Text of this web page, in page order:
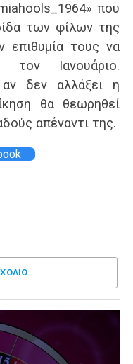
που
των φίλων της
επιθυμία τους να
τον Ιανουάριο.
δεν αλλάξει η
θα θεωρηθεί
απέναντι της.